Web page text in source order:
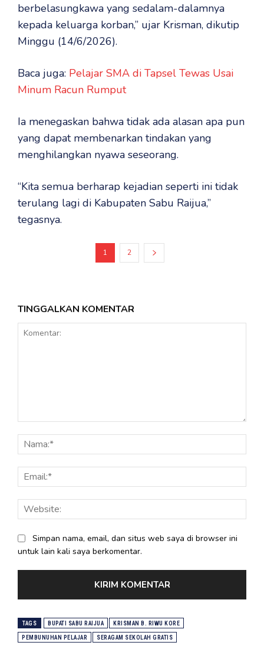
berbelasungkawa yang sedalam-dalamnya
kepada keluarga korban,” ujar Krisman, dikutip
Minggu (14/6/2026).
Baca juga: Pelajar SMA di Tapsel Tewas Usai
Minum Racun Rumput
Ia menegaskan bahwa tidak ada alasan apa pun
yang dapat membenarkan tindakan yang
menghilangkan nyawa seseorang.
“Kita semua berharap kejadian seperti ini tidak
terulang lagi di Kabupaten Sabu Raijua,”
tegasnya.
1 2
TINGGALKAN KOMENTAR
Simpan nama, email, dan situs web saya di browser ini
untuk lain kali saya berkomentar.
TAGS BUPATI SABU RAIJUA KRISMAN B. RIWU KORE
PEMBUNUHAN PELAJAR SERAGAM SEKOLAH GRATIS